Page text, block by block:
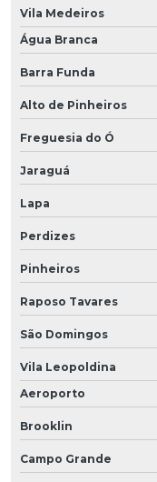
Vila Medeiros
Água Branca
Barra Funda
Alto de Pinheiros
Freguesia do Ó
Jaraguá
Lapa
Perdizes
Pinheiros
Raposo Tavares
São Domingos
Vila Leopoldina
Aeroporto
Brooklin
Campo Grande